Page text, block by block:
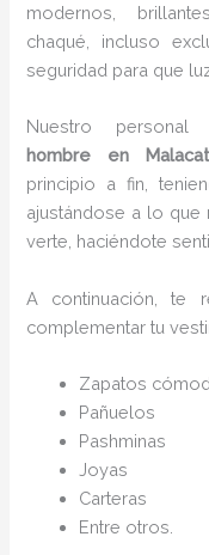
modernos,
chaqué, incluso
seguridad para que
Nuestro
hombre en
principio a fin,
ajustándose a lo que
verte, haciéndote
A continuación, te
complementar tu
Zapatos
Pañuelos
Pashminas
Joyas
Carteras
Entre otros.